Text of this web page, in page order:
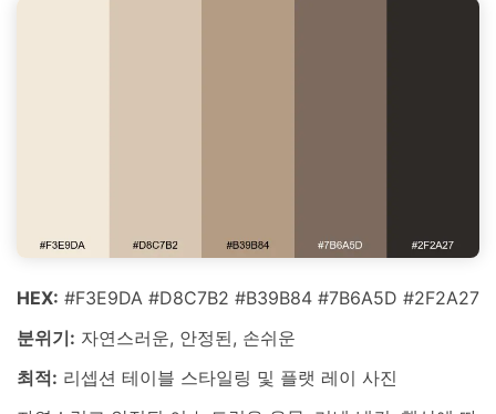
HEX: #F3E9DA #D8C7B2 #B39B84 #7B6A5D #2F2A27
분위기: 자연스러운, 안정된, 손쉬운
최적: 리셉션 테이블 스타일링 및 플랫 레이 사진